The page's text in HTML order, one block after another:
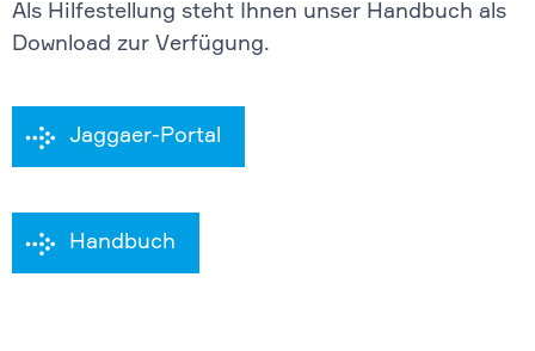
Als Hilfestellung steht Ihnen unser Handbuch als
Download zur Verfügung.
Jaggaer-Portal
Handbuch